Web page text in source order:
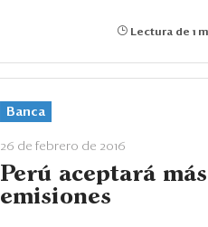
Lectura de 1
Banca
26 de febrero de 2016
Perú aceptará más
emisiones